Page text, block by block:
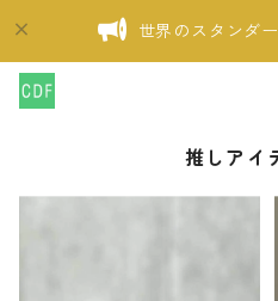
世界のスタンダ
推しアイ